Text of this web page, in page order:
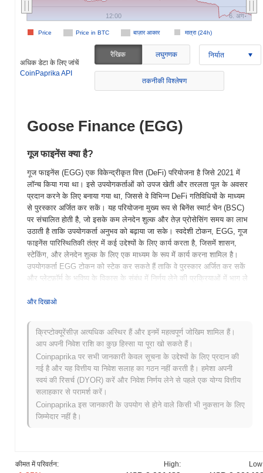
कीमत में परिवर्तन: High:
Price in BTC बाज़ार आकार मात्रा (24h)
Price
12:00 6. अग॰
अधिक डेटा के लिए जांचें
CoinPaprika API
रैखिक लघुगणक निर्यात
तकनीकी विश्लेषण
Goose Finance (EGG)
गूज फाइनेंस क्या है?
गूज फाइनेंस (EGG) एक विकेन्द्रीकृत वित्त (DeFi) परियोजना है जिसे 2021 में
लॉन्च किया गया था। इसे उपयोगकर्ताओं को उपज खेती और तरलता पूल के अवसर
प्रदान करने के लिए बनाया गया था, जिससे वे विभिन्न DeFi गतिविधियों के माध्यम
से पुरस्कार अर्जित कर सकें। यह परियोजना मुख्य रूप से बिनेंस स्मार्ट चेन (BSC)
पर संचालित होती है, जो इसके कम लेनदेन शुल्क और तेज़ प्रोसेसिंग समय का लाभ
उठाती है ताकि उपयोगकर्ता अनुभव को बढ़ाया जा सके। स्वदेशी टोकन, EGG, गूज
फाइनेंस पारिस्थितिकी तंत्र में कई उद्देश्यों के लिए कार्य करता है, जिसमें शासन,
स्टेकिंग, और लेनदेन शुल्क के लिए एक माध्यम के रूप में कार्य करना शामिल है।
उपयोगकर्ता EGG टोकन को स्टेक कर सकते हैं ताकि वे पुरस्कार अर्जित कर सकें
और प्लेटफ़ॉर्म के भविष्य के विकास के संबंध में निर्णय लेने की प्रक्रियाओं में भाग ले
उपयोगकर्ताओं को संलग्न करने और समग्र उपयोगकर्ता अनुभव को बढ़ाने के लिए
महत्वपूर्ण खिलाड़ी के रूप में स्थापित करती है, जो अनुभवी निवेशकों और विकेन्द्रीकृत
वित्त के अवसरों का पता लगाने के लिए नए लोगों को आकर्षित करती है।
गूज फाइनेंस की शुरुआत कब और कैसे हुई?
गूज फाइनेंस की उत्पत्ति सितंबर 2020 में हुई जब संस्थापक टीम ने अपनी श्वेत पत्र
जारी की, जिसमें परियोजना की दृष्टि और तकनीकी ढांचे का विवरण दिया गया।
परियोजना ने इसके मुख्य नेटवर्क को थोड़े समय बाद, अक्टूबर 2020 में लॉन्च किया,
जिससे इसकी प्रारंभिक सार्वजनिक उपलब्धता का संकेत मिला और उपयोगकर्ताओं
को इसके विकेन्द्रीकृत वित्त (DeFi) प्रस्तावों के साथ संलग्न होने की अनुमति
एक उचित लॉन्च मॉडल के माध्यम से हुआ, जिसने प्रतिभागियों को पारंपरिक धन
और दिखाओ
क्रिप्टोक्यूरेंसीज़ अत्यधिक अस्थिर हैं और इनमें महत्वपूर्ण जोखिम शामिल हैं।
आप अपनी निवेश राशि का कुछ हिस्सा या पूरा खो सकते हैं।
Coinpaprika पर सभी जानकारी केवल सूचना के उद्देश्यों के लिए प्रदान की
गई है और यह वित्तीय या निवेश सलाह का गठन नहीं करती है। हमेशा अपनी
स्वयं की रिसर्च (DYOR) करें और निवेश निर्णय लेने से पहले एक योग्य वित्तीय
सलाहकार से परामर्श करें।
Coinpaprika इस जानकारी के उपयोग से होने वाले किसी भी नुकसान के लिए
जिम्मेदार नहीं है।